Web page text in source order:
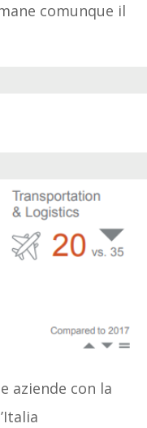
comunque il
aziende con la